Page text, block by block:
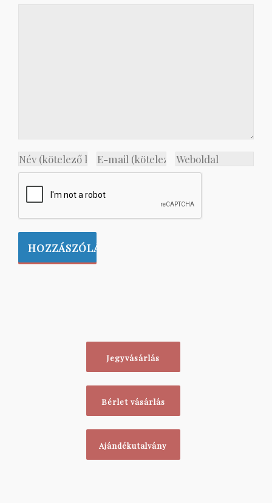
Jegyvásárlás
Bérlet vásárlás
Ajándékutalvány